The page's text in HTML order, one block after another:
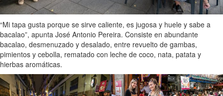
“Mi tapa gusta porque se sirve caliente, es jugosa y huele y sabe a
bacalao”, apunta José Antonio Pereira. Consiste en abundante
bacalao, desmenuzado y desalado, entre revuelto de gambas,
pimientos y cebolla, rematado con leche de coco, nata, patata y
hierbas aromáticas.